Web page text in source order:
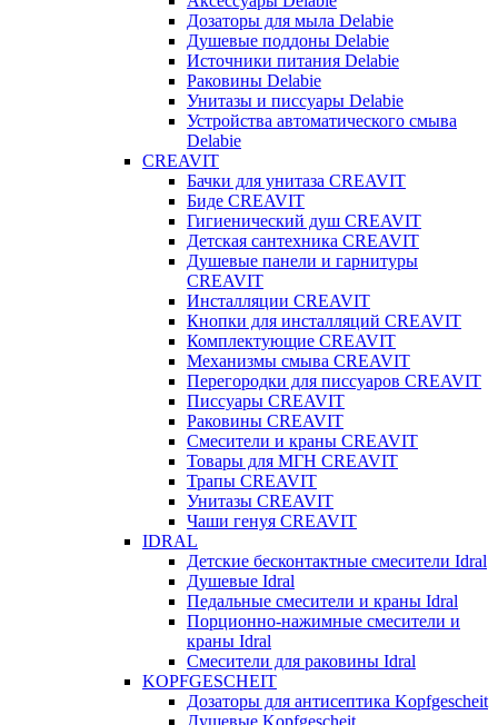
Дозаторы для мыла Delabie
Душевые поддоны Delabie
Источники питания Delabie
Раковины Delabie
Унитазы и писсуары Delabie
Устройства автоматического смыва
Delabie
CREAVIT
Бачки для унитаза CREAVIT
Биде CREAVIT
Гигиенический душ CREAVIT
Детская сантехника CREAVIT
Душевые панели и гарнитуры
CREAVIT
Инсталляции CREAVIT
Кнопки для инсталляций CREAVIT
Комплектующие CREAVIT
Механизмы смыва CREAVIT
Перегородки для писсуаров CREAVIT
Писсуары CREAVIT
Раковины CREAVIT
Смесители и краны CREAVIT
Товары для МГН CREAVIT
Трапы CREAVIT
Унитазы CREAVIT
Чаши генуя CREAVIT
IDRAL
Детские бесконтактные смесители Idral
Душевые Idral
Педальные смесители и краны Idral
Порционно-нажимные смесители и
краны Idral
Смеcители для раковины Idral
KOPFGESCHEIT
Дозаторы для антисептика Kopfgescheit
Душевые Kopfgescheit